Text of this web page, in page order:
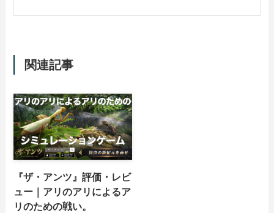
関連記事
『ザ・アンツ』評価・レビ
ュー｜アリのアリによるア
リのための戦い。